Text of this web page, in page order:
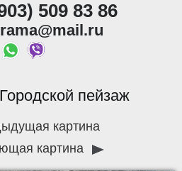
509 83 86
Городской пейзаж
картина
картина